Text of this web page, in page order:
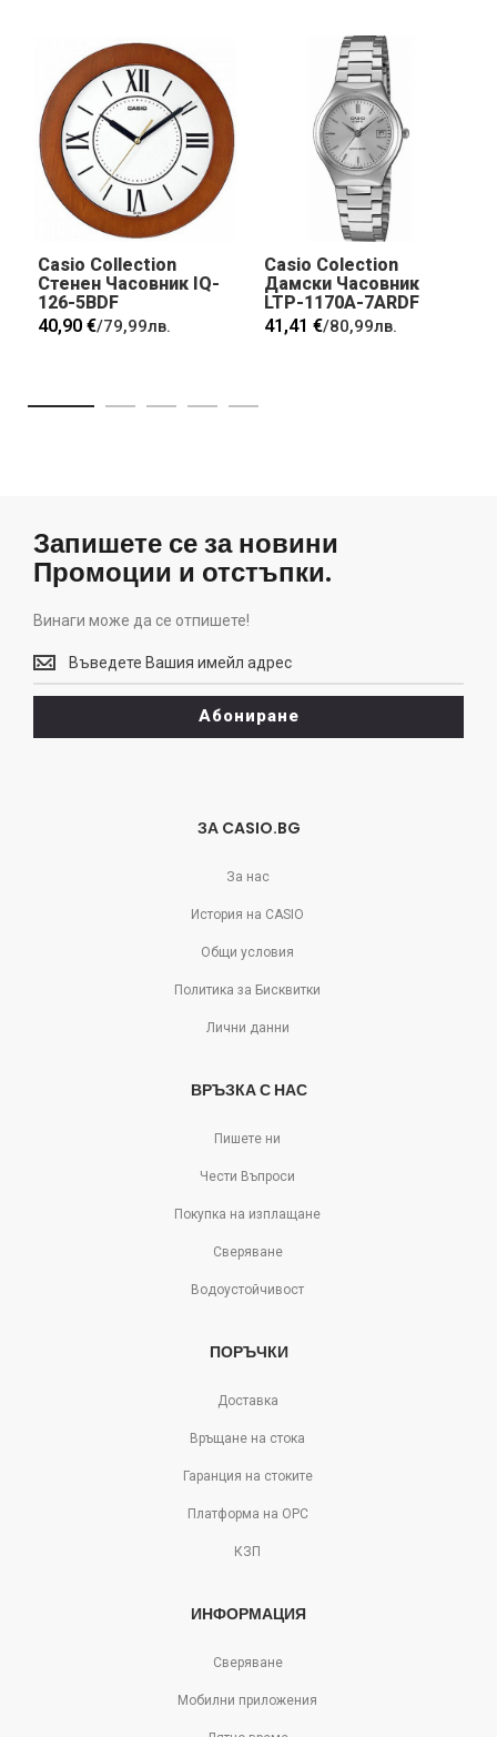
Casio Collection
Стенен Часовник IQ-
126-5BDF
40,90 €/79,99лв.
Casio Colection
Дамски Часовник
LTP-1170A-7ARDF
41,41 €/80,99лв.
Запишете се за новини
Промоции и отстъпки.
Винаги може да се отпишете!
Винаги
може
да
отпишете!
Абониране
ЗА CASIO.BG
За нас
История на CASIO
Общи условия
Политика за Бисквитки
Лични данни
ВРЪЗКА С НАС
Пишете ни
Чести Въпроси
Покупка на изплащане
Сверяване
Водоустойчивост
ПОРЪЧКИ
Доставка
Връщане на стока
Гаранция на стоките
Платформа на ОРС
КЗП
ИНФОРМАЦИЯ
Сверяване
Мобилни приложения